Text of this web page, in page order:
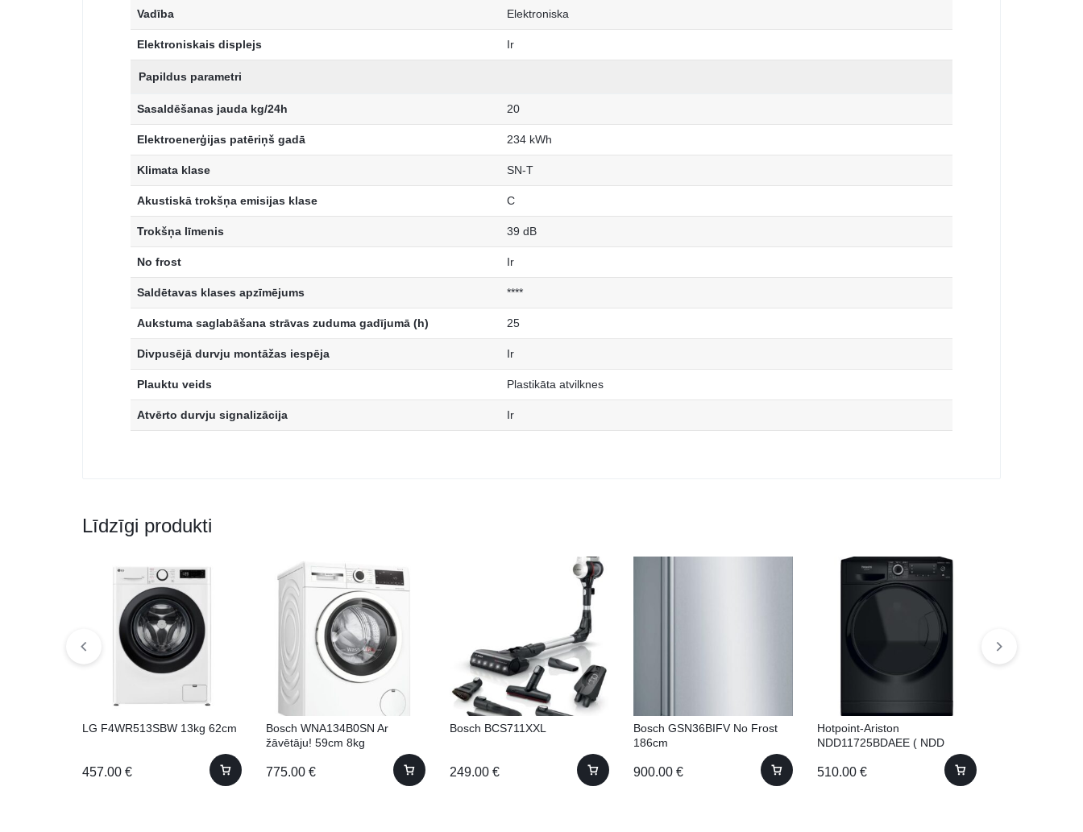
Vadība Elektroniska
Elektroniskais displejs Ir
Papildus parametri
Sasaldēšanas jauda kg/24h 20
Elektroenerģijas patēriņš gadā 234 kWh
Klimata klase SN-T
Akustiskā trokšņa emisijas klase C
Trokšņa līmenis 39 dB
No frost Ir
Saldētavas klases apzīmējums ****
Aukstuma saglabāšana strāvas zuduma gadījumā (h) 25
Divpusējā durvju montāžas iespēja Ir
Plauktu veids Plastikāta atvilknes
Atvērto durvju signalizācija Ir
Līdzīgi produkti
LG F4WR513SBW 13kg 62cm
457.00 €
Bosch WNA134B0SN Ar
žāvētāju! 59cm 8kg
775.00 €
Bosch BCS711XXL
249.00 €
Bosch GSN36BIFV No Frost
186cm
900.00 €
Hotpoint-Ariston
NDD11725BDAEE ( NDD
11725 BDA EE) ar žāvētāju!
11kg 60.5cm
510.00 €